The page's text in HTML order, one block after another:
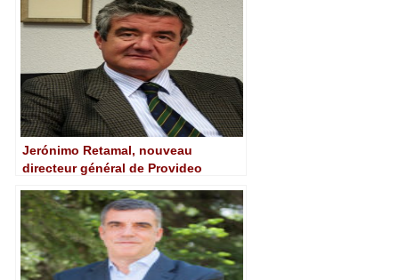
Jerónimo Retamal, nouveau
directeur général de Provideo